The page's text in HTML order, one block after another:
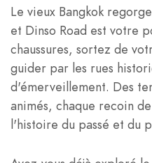
Le vieux Bangkok
et Dinso Road est votre
chaussures, sortez de
guider par les rues
d'émerveillement. Des
animés, chaque recoin
l'histoire du passé et du